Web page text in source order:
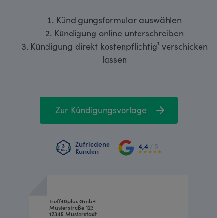
Kündigungsformular auswählen
Kündigung online unterschreiben
Kündigung direkt kostenpflichtig¹ verschicken
lassen
Zur Kündigungsvorlage
Zufriedene
Kunden
4,4 / 5
treff40plus GmbH
Musterstraße 123
12345 Musterstadt